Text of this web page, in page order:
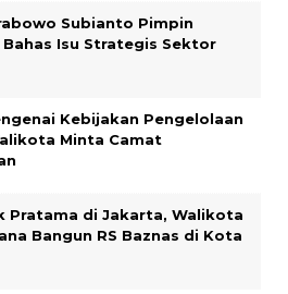
Subianto Pimpin
Isu Strategis Sektor
Kebijakan Pengelolaan
Minta Camat
Pratama di Jakarta, Walikota
Bangun RS Baznas di Kota